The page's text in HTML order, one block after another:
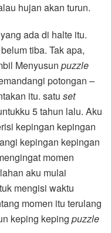
hujan akan turun.
ada di halte itu.
tiba. Tak apa,
Menyusun puzzle
potongan –
itu. satu set
5 tahun lalu. Aku
kepingan kepingan
kepingan kepingan
momen
aku mulai
mengisi waktu
momen itu terulang
keping keping puzzle